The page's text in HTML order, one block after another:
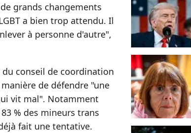
grands changements
a bien trop attendu. Il
à personne d'autre",
conseil de coordination
de défendre "une
vit mal". Notamment
% des mineurs trans
fait une tentative.